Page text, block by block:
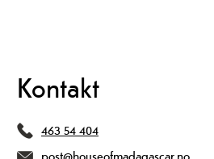
Kontakt
463 54 404